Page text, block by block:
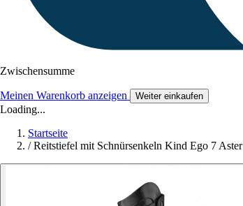
Zwischensumme
Meinen Warenkorb anzeigen Weiter einkaufen
Loading...
Startseite
/ Reitstiefel mit Schnürsenkeln Kind Ego 7 Aster